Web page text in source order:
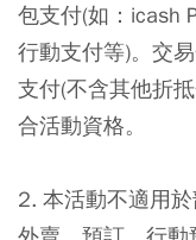
包支付(如：icash
行動支付等)。交
支付(不含其他折
合活動資格。
2. 本活動不適用